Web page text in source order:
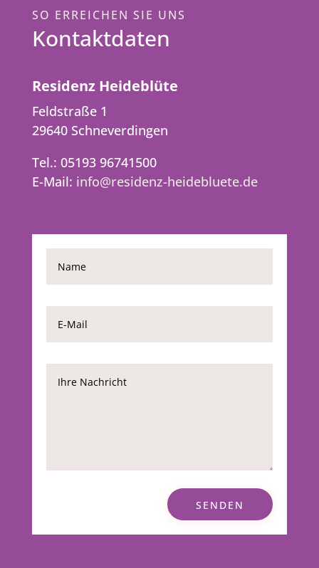
SO ERREICHEN SIE UNS
Kontaktdaten
Residenz Heideblüte
Feldstraße 1
29640 Schneverdingen
Tel.: 05193 96741500
E-Mail: info@residenz-heidebluete.de
SENDEN